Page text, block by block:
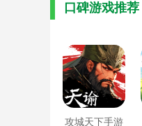
口碑游戏推荐
攻城天下手游